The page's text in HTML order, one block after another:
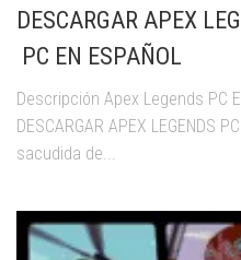
DESCARGAR APEX
PC EN ESPAÑOL
Descripción Apex Legends PC
DESCARGAR APEX LEGENDS
sacudida de...